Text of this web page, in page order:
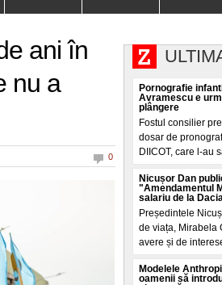
ani în
nu a
0
Pornografie
Avramescu e
plângere
Fostul consilier
dosar de
DIICOT, care l-au
Nicușor Dan
"Amendamentul
salariu de la
Președintele
de viața, Mirabela
avere și de
Modelele
oamenii să